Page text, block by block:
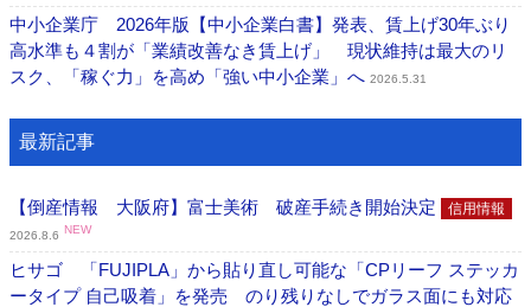
中小企業庁 2026年版【中小企業白書】発表、賃上げ30年ぶり
高水準も４割が「業績改善なき賃上げ」 現状維持は最大のリ
スク、「稼ぐ力」を高め「強い中小企業」へ 2026.5.31
最新記事
【倒産情報 大阪府】富士美術 破産手続き開始決定 信用情報
2026.8.6 NEW
ヒサゴ 「FUJIPLA」から貼り直し可能な「CPリーフ ステッカ
ータイプ 自己吸着」を発売 のり残りなしでガラス面にも対応